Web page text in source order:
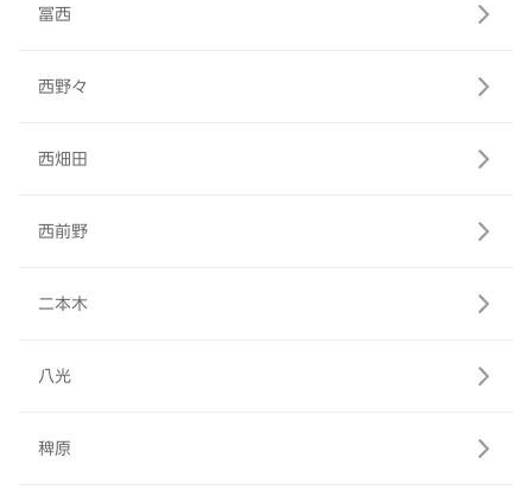
冨西
西野々
西畑田
西前野
二本木
八光
稗原